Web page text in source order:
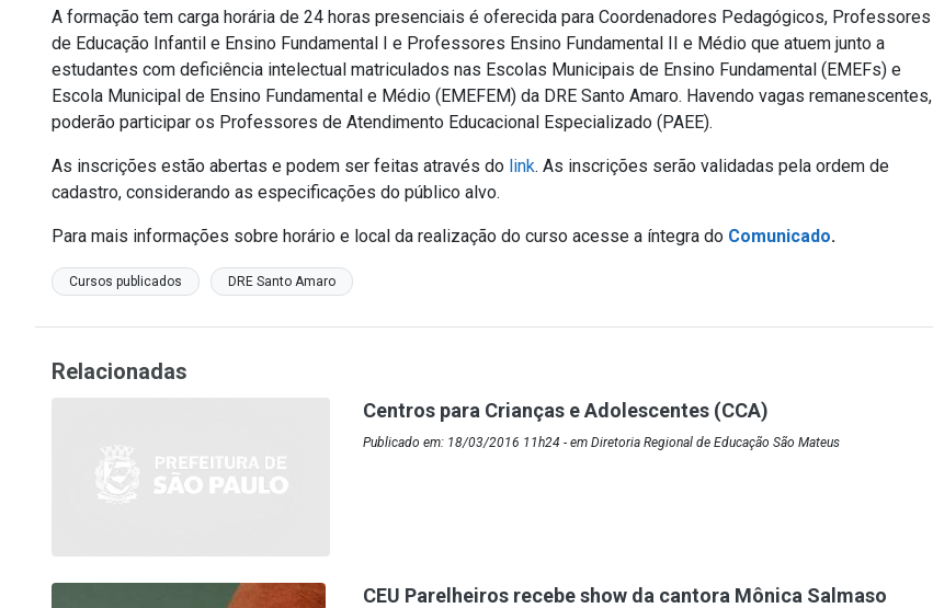
A formação tem carga horária de 24 horas presenciais é oferecida para Coordenadores Pedagógicos, Professores
de Educação Infantil e Ensino Fundamental I e Professores Ensino Fundamental II e Médio que atuem junto a
estudantes com deficiência intelectual matriculados nas Escolas Municipais de Ensino Fundamental (EMEFs) e
Escola Municipal de Ensino Fundamental e Médio (EMEFEM) da DRE Santo Amaro. Havendo vagas remanescentes,
poderão participar os Professores de Atendimento Educacional Especializado (PAEE).
As inscrições estão abertas e podem ser feitas através do link. As inscrições serão validadas pela ordem de
cadastro, considerando as especificações do público alvo.
Para mais informações sobre horário e local da realização do curso acesse a íntegra do Comunicado.
Cursos publicados DRE Santo Amaro
Relacionadas
Centros para Crianças e Adolescentes (CCA)
Publicado em: 18/03/2016 11h24 - em Diretoria Regional de Educação São Mateus
CEU Parelheiros recebe show da cantora Mônica Salmaso